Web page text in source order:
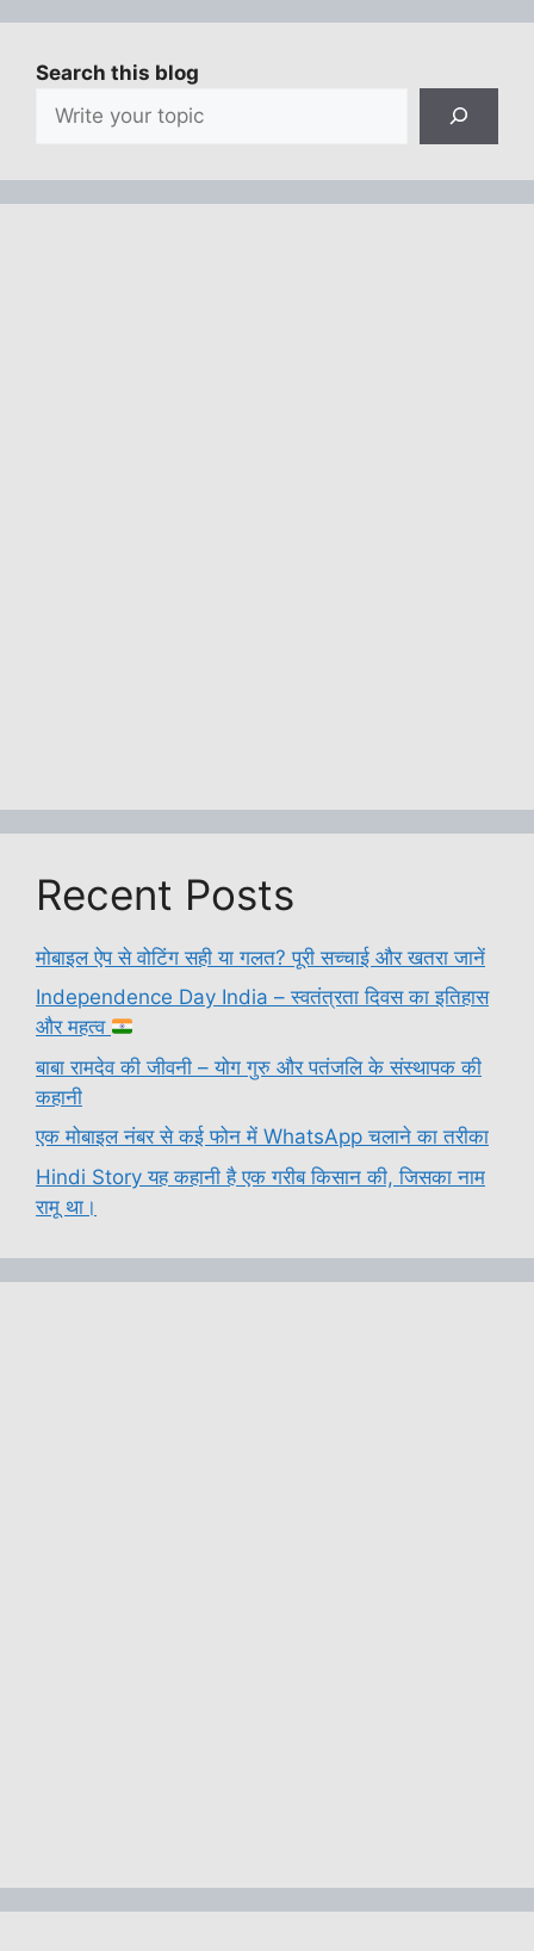
Search this blog
Recent Posts
मोबाइल ऐप से वोटिंग सही या गलत? पूरी सच्चाई और खतरा जानें
Independence Day India – स्वतंत्रता दिवस का इतिहास
और महत्व
बाबा रामदेव की जीवनी – योग गुरु और पतंजलि के संस्थापक की
कहानी
एक मोबाइल नंबर से कई फोन में WhatsApp चलाने का तरीका
Hindi Story यह कहानी है एक गरीब किसान की, जिसका नाम
रामू था।